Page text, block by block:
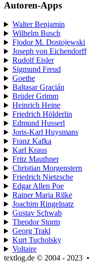
Autoren-Apps
Walter Benjamin
Wilhelm Busch
Fjodor M. Dostojewski
Joseph von Eichendorff
Rudolf Eisler
Sigmund Freud
Goethe
Baltasar Gracián
Brüder Grimm
Heinrich Heine
Friedrich Hölderlin
Edmund Husserl
Joris-Karl Huysmans
Franz Kafka
Karl Kraus
Fritz Mauthner
Christian Morgenstern
Friedrich Nietzsche
Edgar Allen Poe
Rainer Maria Rilke
Joachim Ringelnatz
Gustav Schwab
Theodor Storm
Georg Trakl
Kurt Tucholsky
Voltaire
textlog.de © 2004 - 2023 •